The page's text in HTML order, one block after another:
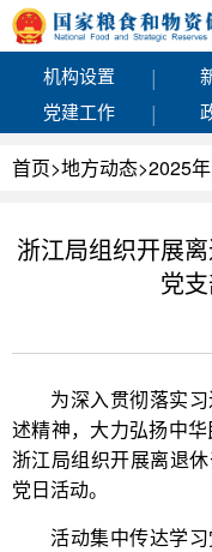
机构设置 |
党建工作
|
首页>地方动态>2025年
浙江局组织开展
党
为深入贯彻落实
述精神，大力弘扬中华
浙江局组织开展离退
党日活动。
活动集中传达学